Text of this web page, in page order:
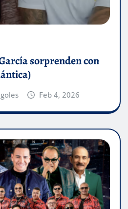
sorprenden con
Feb 4, 2026